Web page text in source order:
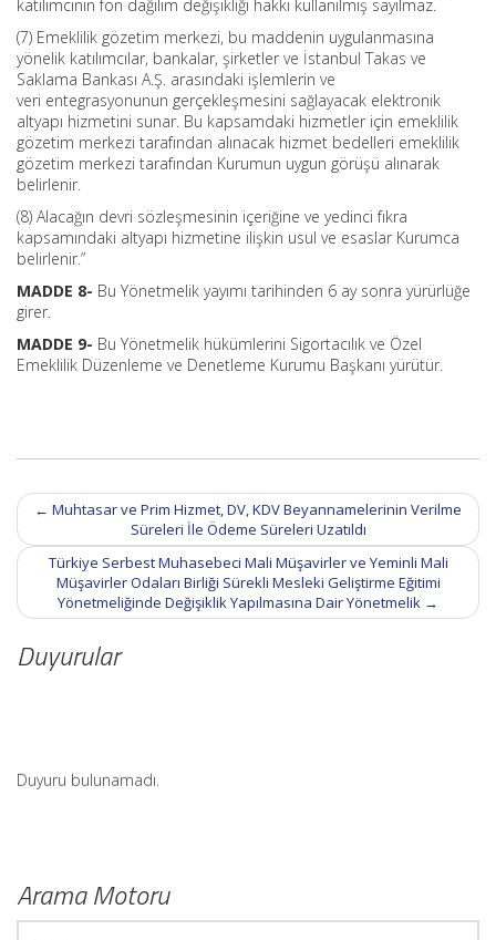
katılımcının fon dağılım değişikliği hakkı kullanılmış sayılmaz.
(7) Emeklilik gözetim merkezi, bu maddenin uygulanmasına
yönelik katılımcılar, bankalar, şirketler ve İstanbul Takas ve
Saklama Bankası A.Ş. arasındaki işlemlerin ve
veri entegrasyonunun gerçekleşmesini sağlayacak elektronik
altyapı hizmetini sunar. Bu kapsamdaki hizmetler için emeklilik
gözetim merkezi tarafından alınacak hizmet bedelleri emeklilik
gözetim merkezi tarafından Kurumun uygun görüşü alınarak
belirlenir.
(8) Alacağın devri sözleşmesinin içeriğine ve yedinci fıkra
kapsamındaki altyapı hizmetine ilişkin usul ve esaslar Kurumca
belirlenir.”
MADDE 8- Bu Yönetmelik yayımı tarihinden 6 ay sonra yürürlüğe
girer.
MADDE 9- Bu Yönetmelik hükümlerini Sigortacılık ve Özel
Emeklilik Düzenleme ve Denetleme Kurumu Başkanı yürütür.
Post
navigation
← Muhtasar ve Prim Hizmet, DV, KDV Beyannamelerinin Verilme
Süreleri İle Ödeme Süreleri Uzatıldı
Türkiye Serbest Muhasebeci Mali Müşavirler ve Yeminli Mali
Müşavirler Odaları Birliği Sürekli Mesleki Geliştirme Eğitimi
Yönetmeliğinde Değişiklik Yapılmasına Dair Yönetmelik →
Duyurular
Duyuru bulunamadı.
Arama Motoru